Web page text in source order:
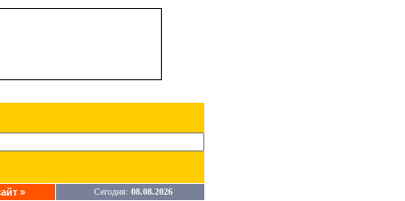
» Сегодня: 08.08.2026